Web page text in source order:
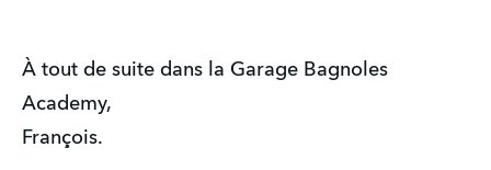
À tout de suite dans la Garage Bagnoles
Academy,
François.